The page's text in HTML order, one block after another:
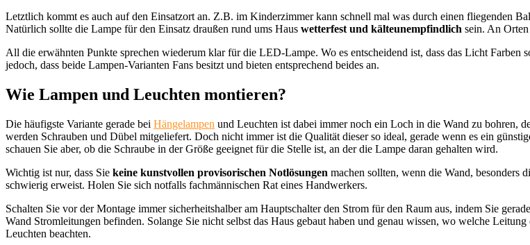
Letztlich kommt es auch auf den Einsatzort an. Z.B. im Kinderzimmer kann schnell mal was durch einen fliegenden
Natürlich sollte die Lampe für den Einsatz draußen rund ums Haus wetterfest und kälteunempfindlich sein. An
All die erwähnten Punkte sprechen wiederum klar für die LED-Lampe. Wo es entscheidend ist, dass das Licht
jedoch, dass beide Lampen-Varianten Fans besitzt und bieten entsprechend beides an.
Wie Lampen und Leuchten montieren?
Die häufigste Variante gerade bei Hängelampen und Leuchten ist dabei immer noch ein Loch in die Wand zu bohren,
werden Schrauben und Dübel mitgeliefert. Doch nicht immer ist die Qualität dieser so ideal, gerade wenn es ein
schauen Sie aber, ob die Schraube in der Größe geeignet für die Stelle ist, an der die Lampe daran gehalten wird.
Wichtig ist nur, dass Sie keine kunstvollen provisorischen Notlösungen machen sollten, wenn die Wand, besonders
schwierig erweist. Holen Sie sich notfalls fachmännischen Rat eines Handwerkers.
Schalten Sie vor der Montage immer sicherheitshalber am Hauptschalter den Strom für den Raum aus, indem Sie
Wand Stromleitungen befinden. Solange Sie nicht selbst das Haus gebaut haben und genau wissen, wo welche
Leuchten beachten.